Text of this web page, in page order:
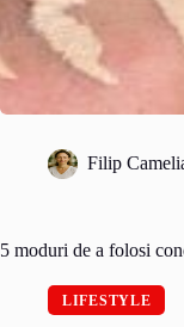
Filip
5 moduri de a folosi
LIFESTYLE